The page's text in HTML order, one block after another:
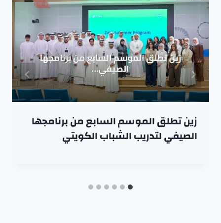
زين تطلق الموسم السابع من برنامجها
الصيفي لتدريب الشباب الكويتي